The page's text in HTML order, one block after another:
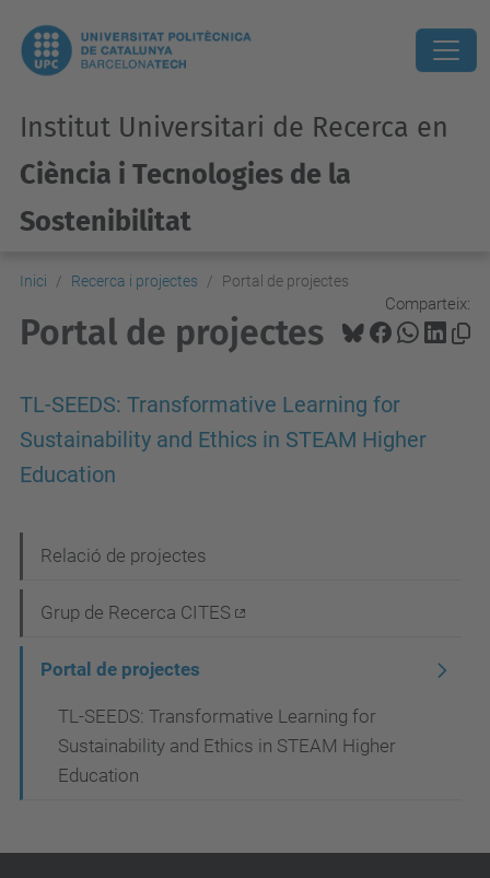
Institut Universitari de Recerca en
Ciència i Tecnologies de la
Sostenibilitat
Inici Recerca i projectes Portal de projectes
Comparteix:
Portal de projectes
TL-SEEDS: Transformative Learning for
Sustainability and Ethics in STEAM Higher
Education
a
v
ó
Relació de projectes
Grup de Recerca CITES
Portal de projectes
TL-SEEDS: Transformative Learning for
Sustainability and Ethics in STEAM Higher
Education